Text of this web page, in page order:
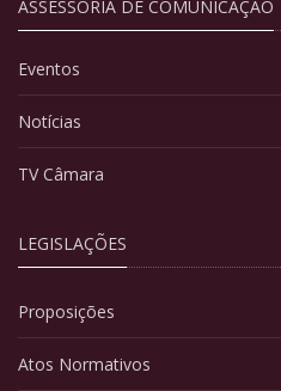
ASSESSORIA DE COMUNICAÇÃO
Eventos
Notícias
TV Câmara
LEGISLAÇÕES
Proposições
Atos Normativos